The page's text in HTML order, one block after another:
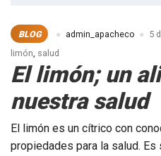
BLOG admin_apacheco 5
limón salud
El limón; un
nuestra salud
El limón es un cítrico con
propiedades para la salud.